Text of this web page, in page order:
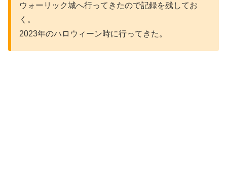
ウォーリック城へ行ってきたので記録を残してお
く。
2023年のハロウィーン時に行ってきた。